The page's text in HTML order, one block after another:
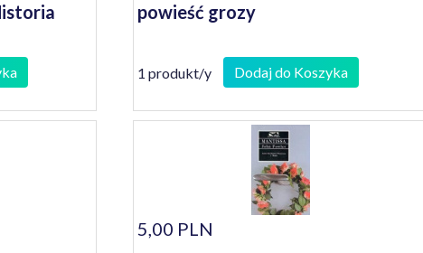
powieść grozy
1 produkt/y Dodaj do Koszyka
5,00 PLN